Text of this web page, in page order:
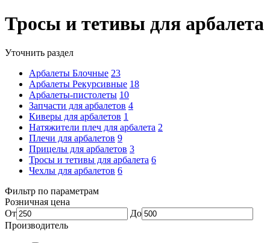
Тросы и тетивы для арбалета
Уточнить раздел
Арбалеты Блочные 23
Арбалеты Рекурсивные 18
Арбалеты-пистолеты 10
Запчасти для арбалетов 4
Киверы для арбалетов 1
Натяжители плеч для арбалета 2
Плечи для арбалетов 9
Прицелы для арбалетов 3
Тросы и тетивы для арбалета 6
Чехлы для арбалетов 6
Фильтр по параметрам
Розничная цена
От
До
Производитель